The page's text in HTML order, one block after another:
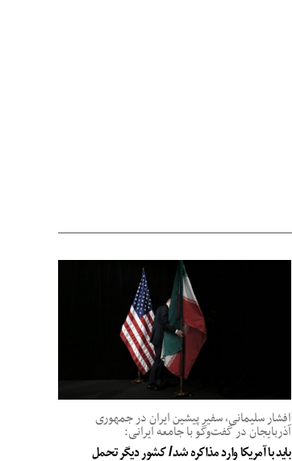
افشار سلیمانی، سفیر پیشین ایران در جمهوری
آذربایجان در گفت‌وگو با جامعه ایرانی:
باید با آمریکا وارد مذاکره شد/ کشور دیگر تحمل